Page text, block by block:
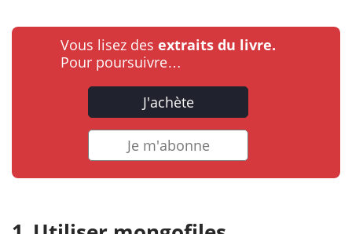
Vous lisez des extraits du livre.
Pour poursuivre…
J'achète
Je m'abonne